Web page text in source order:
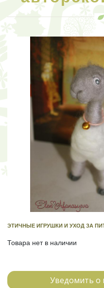
ЭТИЧНЫЕ ИГРУШКИ И УХОД ЗА
Товара нет в наличии
Уведомить о